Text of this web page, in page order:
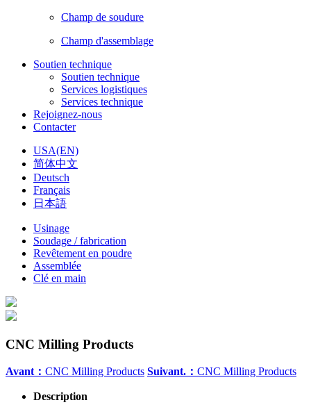
Champ de soudure
Champ d'assemblage
Soutien technique
Soutien technique
Services logistiques
Services technique
Rejoignez-nous
Contacter
USA(EN)
简体中文
Deutsch
Français
日本語
Usinage
Soudage / fabrication
Revêtement en poudre
Assemblée
Clé en main
CNC Milling Products
Avant： CNC Milling Products Suivant.： CNC Milling Products
Description